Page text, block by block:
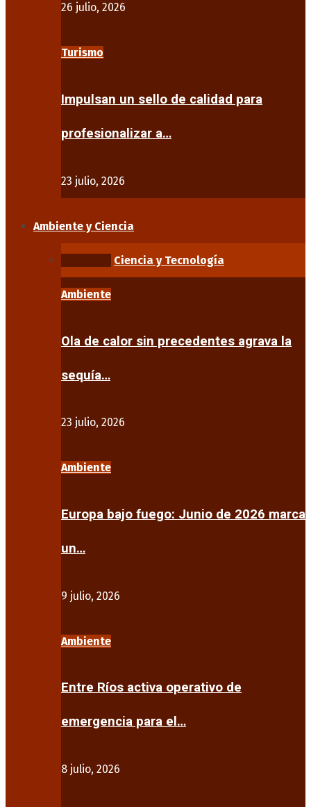
26 julio, 2026
Turismo
Impulsan un sello de calidad para
profesionalizar a…
23 julio, 2026
Ambiente y Ciencia
Ciencia y Tecnología
Ambiente
Ola de calor sin precedentes agrava la
sequía…
23 julio, 2026
Ambiente
Europa bajo fuego: Junio de 2026 marca
un…
9 julio, 2026
Ambiente
Entre Ríos activa operativo de
emergencia para el…
8 julio, 2026